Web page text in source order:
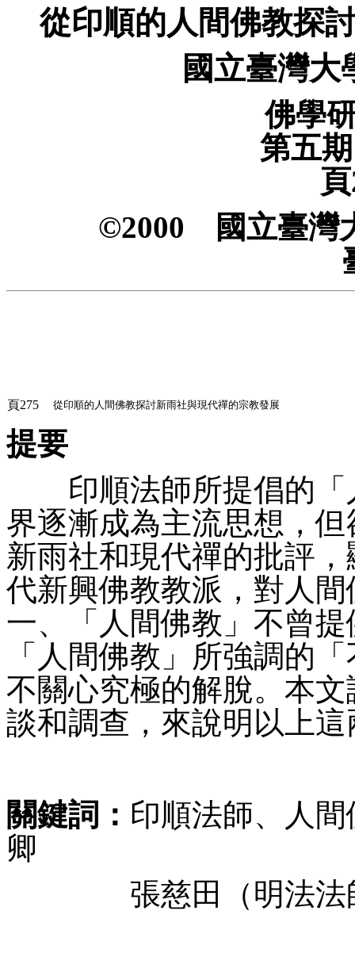
從印順的人間佛教探
國立臺灣
佛學
第五
©2000 國立臺灣
頁275 從印順的人間佛教探討新雨社與現代禪的宗教發展
提要
印順法師所提倡的「
界逐漸成為主流思想，
新雨社和現代禪的批評
代新興佛教教派，對人
一、「人間佛教」不曾
「人間佛教」所強調的
不關心究極的解脫。本
談和調查，來說明以上
關鍵詞： 印順法師、人
卿
張慈田（明法法師